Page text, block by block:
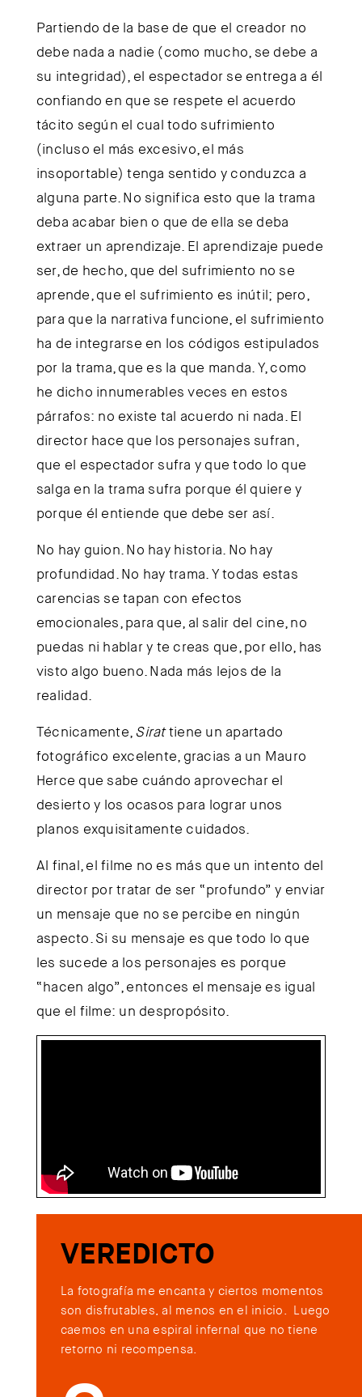
Partiendo de la base de que el creador no
debe nada a nadie (como mucho, se debe a
su integridad), el espectador se entrega a él
confiando en que se respete el acuerdo
tácito según el cual todo sufrimiento
(incluso el más excesivo, el más
insoportable) tenga sentido y conduzca a
alguna parte. No significa esto que la trama
deba acabar bien o que de ella se deba
extraer un aprendizaje. El aprendizaje puede
ser, de hecho, que del sufrimiento no se
aprende, que el sufrimiento es inútil; pero,
para que la narrativa funcione, el sufrimiento
ha de integrarse en los códigos estipulados
por la trama, que es la que manda. Y, como
he dicho innumerables veces en estos
párrafos: no existe tal acuerdo ni nada. El
director hace que los personajes sufran,
que el espectador sufra y que todo lo que
salga en la trama sufra porque él quiere y
porque él entiende que debe ser así.
No hay guion. No hay historia. No hay
profundidad. No hay trama. Y todas estas
carencias se tapan con efectos
emocionales, para que, al salir del cine, no
puedas ni hablar y te creas que, por ello, has
visto algo bueno. Nada más lejos de la
realidad.
Técnicamente, Sirattiene un apartado
fotográfico excelente, gracias a un Mauro
Herce que sabe cuándo aprovechar el
desierto y los ocasos para lograr unos
planos exquisitamente cuidados.
Al final, el filme no es más que un intento del
director por tratar de ser “profundo” y enviar
un mensaje que no se percibe en ningún
aspecto. Si su mensaje es que todo lo que
les sucede a los personajes es porque
“hacen algo”, entonces el mensaje es igual
que el filme: un despropósito.
VEREDICTO
La fotografía me encanta y ciertos momentos
son disfrutables, al menos en el inicio. Luego
caemos en una espiral infernal que no tiene
retorno ni recompensa.